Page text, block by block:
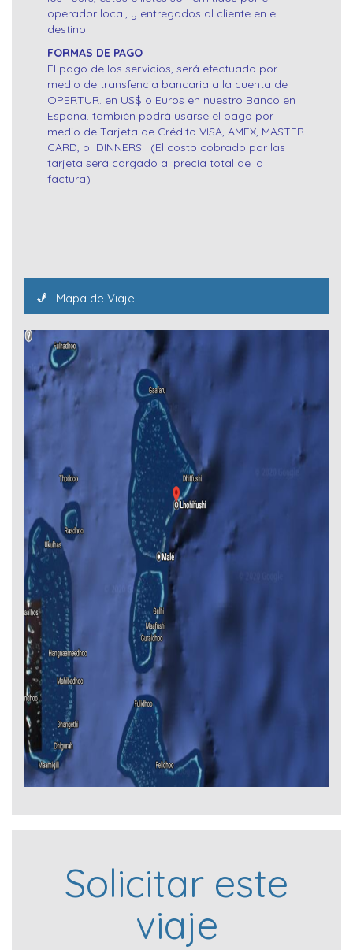
operador local, y entregados al cliente en el
destino.
FORMAS DE PAGO
El pago de los servicios, será efectuado por
medio de transfencia bancaria a la cuenta de
OPERTUR. en US$ o Euros en nuestro Banco en
España. también podrá usarse el pago por
medio de Tarjeta de Crédito VISA, AMEX, MASTER
CARD, o DINNERS. (El costo cobrado por las
tarjeta será cargado al precia total de la
factura)
Mapa de Viaje
Solicitar este
viaje